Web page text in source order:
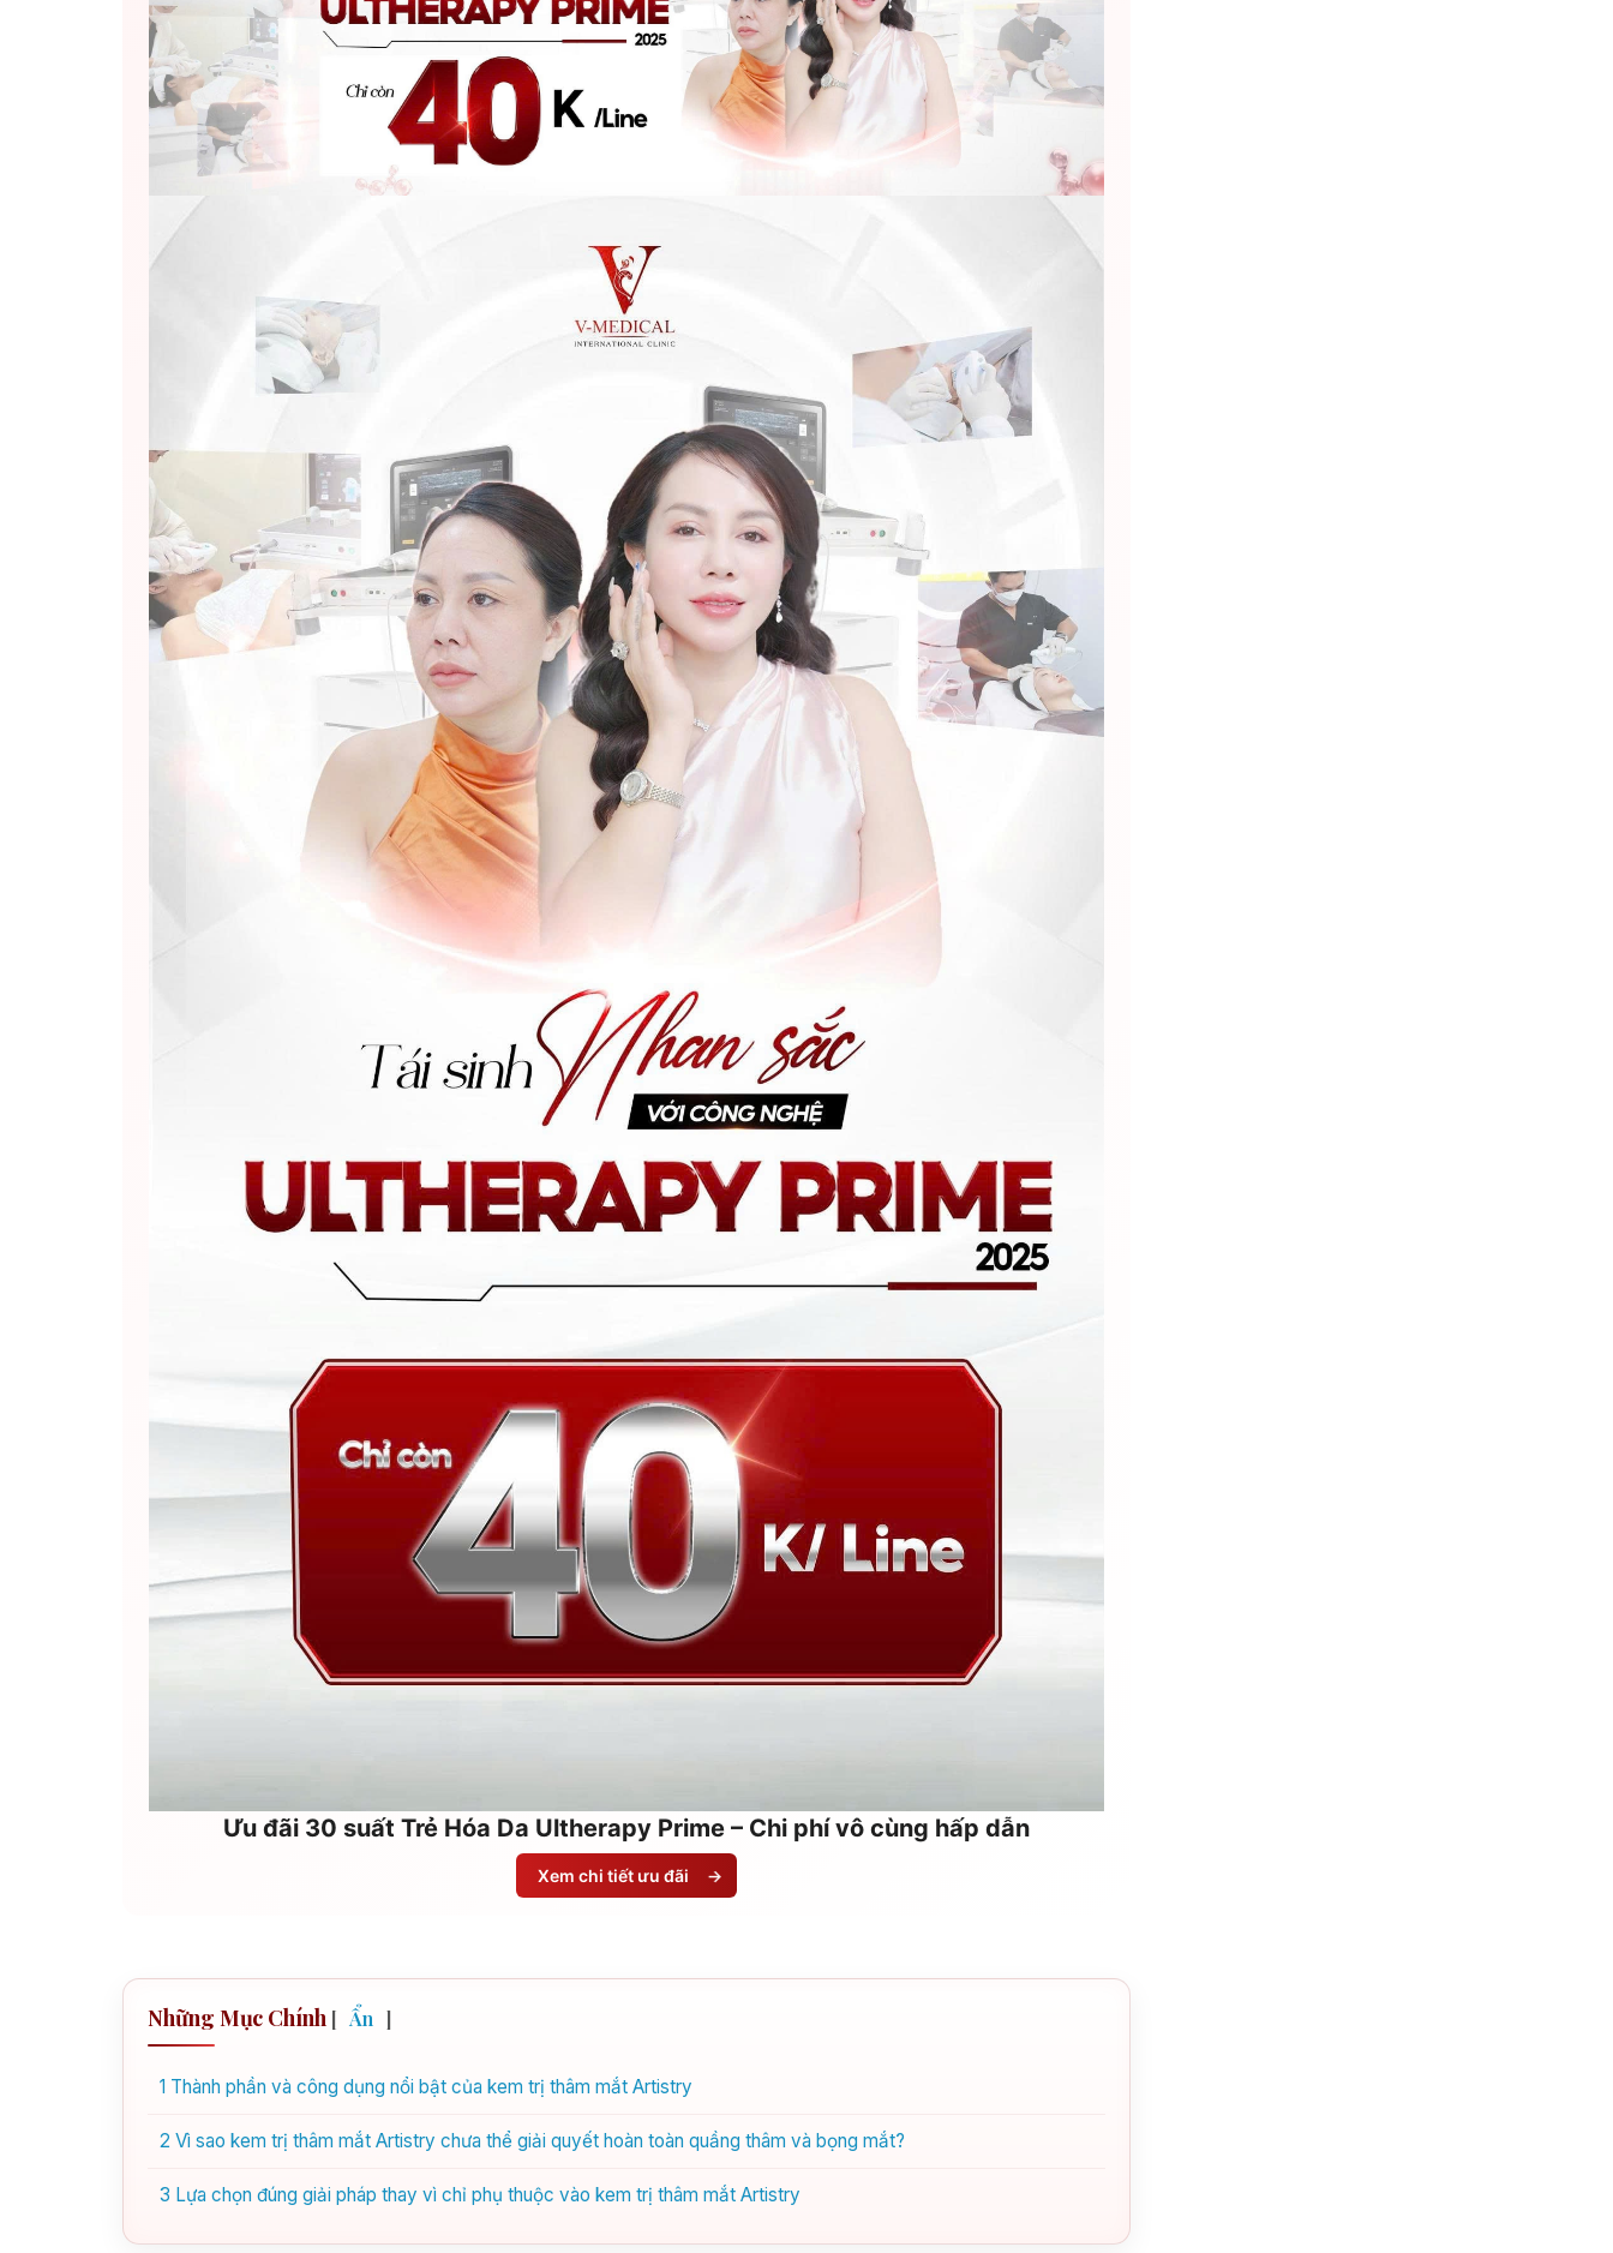
Ưu đãi 30 suất Trẻ Hóa Da Ultherapy Prime – Chi phí vô cùng hấp dẫn
Xem chi tiết ưu đãi →
Những Mục Chính [ Ẩn ]
1 Thành phần và công dụng nổi bật của kem trị thâm mắt Artistry
2 Vì sao kem trị thâm mắt Artistry chưa thể giải quyết hoàn toàn quầng thâm và bọng mắt?
3 Lựa chọn đúng giải pháp thay vì chỉ phụ thuộc vào kem trị thâm mắt Artistry